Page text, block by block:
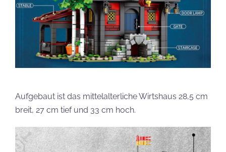
Aufgebaut ist das mittelalterliche Wirtshaus 28,5 cm
breit, 27 cm tief und 33 cm hoch.